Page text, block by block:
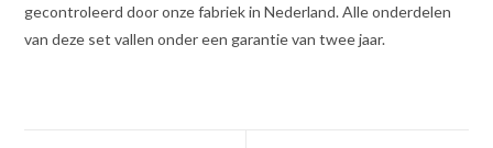
gecontroleerd door onze fabriek in Nederland. Alle onderdelen
van deze set vallen onder een garantie van twee jaar.